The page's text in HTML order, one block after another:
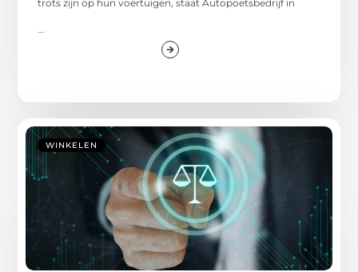
trots zijn op hun voertuigen, staat Autopoetsbedrijf in
WINKELEN